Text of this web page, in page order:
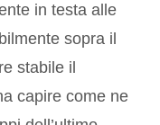
in testa alle
sopra il
stabile il
capire come ne